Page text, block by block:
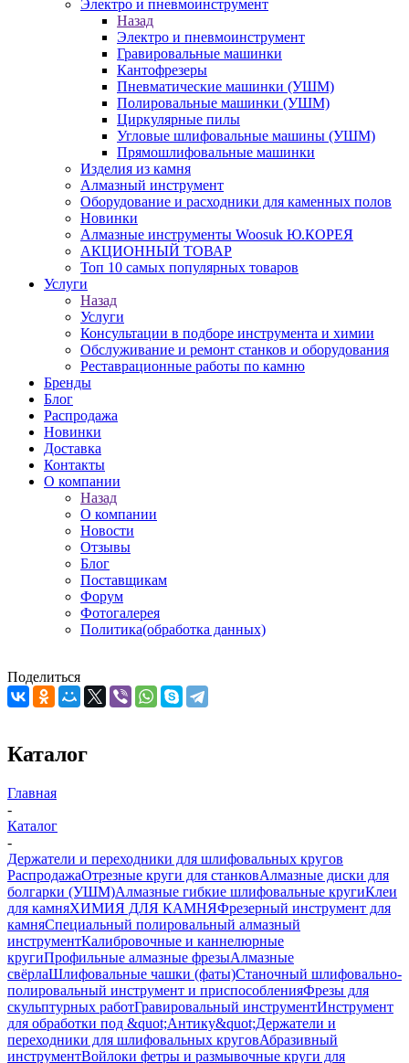
Электро и пневмоинструмент
Назад
Электро и пневмоинструмент
Гравировальные машинки
Кантофрезеры
Пневматические машинки (УШМ)
Полировальные машинки (УШМ)
Циркулярные пилы
Угловые шлифовальные машины (УШМ)
Прямошлифовальные машинки
Изделия из камня
Алмазный инструмент
Оборудование и расходники для каменных полов
Новинки
Алмазные инструменты Woosuk Ю.КОРЕЯ
АКЦИОННЫЙ ТОВАР
Топ 10 самых популярных товаров
Услуги
Назад
Услуги
Консультации в подборе инструмента и химии
Обслуживание и ремонт станков и оборудования
Реставрационные работы по камню
Бренды
Блог
Распродажа
Новинки
Доставка
Контакты
О компании
Назад
О компании
Новости
Отзывы
Блог
Поставщикам
Форум
Фотогалерея
Политика(обработка данных)
Поделиться
Каталог
Главная
-
Каталог
-
Держатели и переходники для шлифовальных кругов
РаспродажаОтрезные круги для станковАлмазные диски для
болгарки (УШМ)Алмазные гибкие шлифовальные кругиКлеи
для камняХИМИЯ ДЛЯ КАМНЯФрезерный инструмент для
камняСпециальный полировальный алмазный
инструментКалибровочные и каннелюрные
кругиПрофильные алмазные фрезыАлмазные
свёрлаШлифовальные чашки (фаты)Станочный шлифовально-
полировальный инструмент и приспособленияФрезы для
скульптурных работГравировальный инструментИнструмент
для обработки под &quot;Антику&quot;Держатели и
переходники для шлифовальных круговАбразивный
инструментВойлоки фетры и размывочные круги для